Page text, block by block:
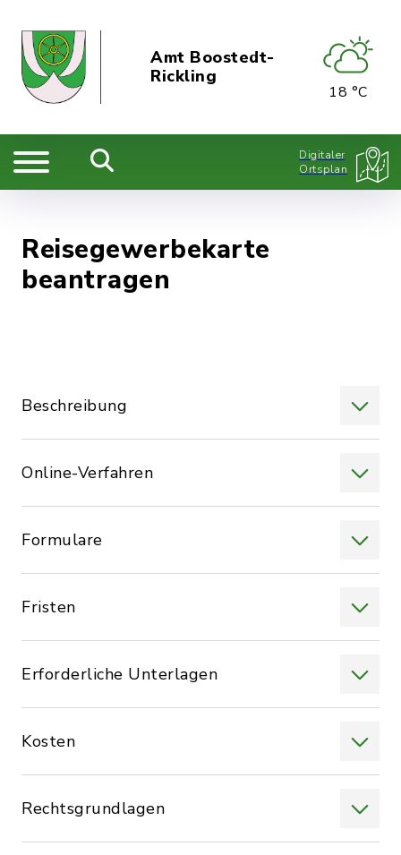
Amt Boostedt-
Rickling
18 °C
Digitaler
Ortsplan
Reisegewerbekarte
beantragen
Beschreibung
Online-Verfahren
Formulare
Fristen
Erforderliche Unterlagen
Kosten
Rechtsgrundlagen